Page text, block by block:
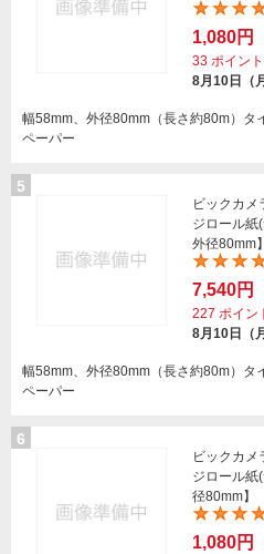
1,080円
33 ポイント
8月10日（月
幅58mm、外径80mm（長さ約80m）タ
ペーパー
5
ビックカメ
ジロール紙
外径80mm】
7,540円
227 ポイン
8月10日（月
幅58mm、外径80mm（長さ約80m）タ
ペーパー
6
ビックカメ
ジロール紙
径80mm】
1,080円